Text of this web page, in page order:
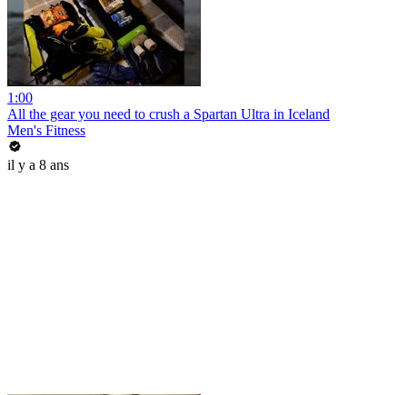
1:00
All the gear you need to crush a Spartan Ultra in Iceland
Men's Fitness
il y a 8 ans